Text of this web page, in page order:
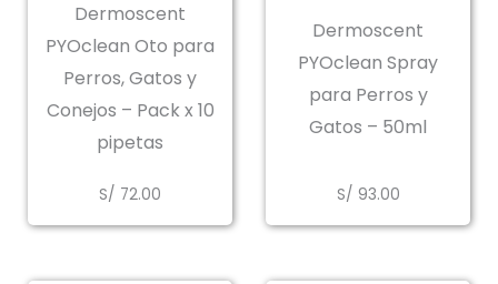
Dermoscent
PYOclean Oto para
Perros, Gatos y
Conejos – Pack x 10
pipetas
S/ 72.00
Dermoscent
PYOclean Spray
para Perros y
Gatos – 50ml
S/ 93.00